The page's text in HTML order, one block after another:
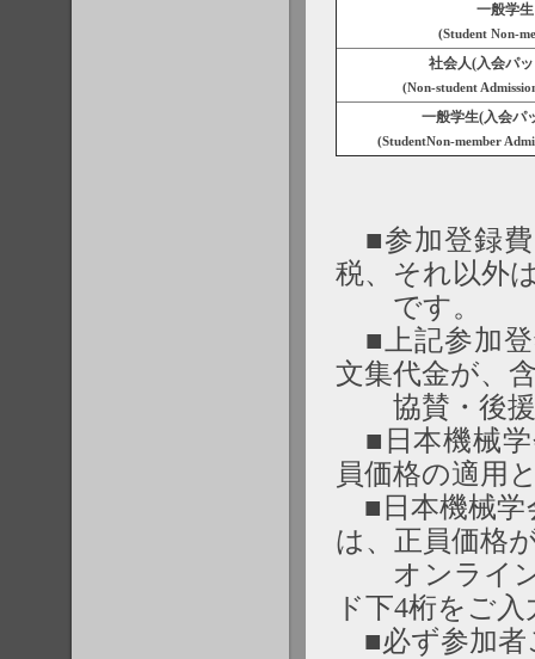
一般学生
(Student Non-
社会人(入会パ
(Non-student
一般学生(入会パ
(StudentNon-member
■参加登録費
税、それ以外
です。
■上記参加登
文集代金が、
協賛・後援
■日本機械学
員価格の適用
■日本機械学
は、正員価格
オンライン
ド下4桁をご
■必ず参加者